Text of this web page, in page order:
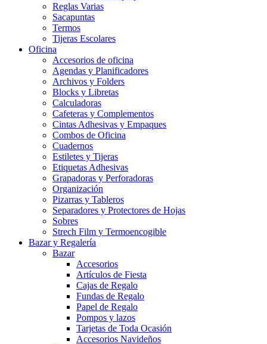
Reglas Varias
Sacapuntas
Termos
Tijeras Escolares
Oficina
Accesorios de oficina
Agendas y Planificadores
Archivos y Folders
Blocks y Libretas
Calculadoras
Cafeteras y Complementos
Cintas Adhesivas y Empaques
Combos de Oficina
Cuadernos
Estiletes y Tijeras
Etiquetas Adhesivas
Grapadoras y Perforadoras
Organización
Pizarras y Tableros
Separadores y Protectores de Hojas
Sobres
Strech Film y Termoencogible
Bazar y Regalería
Bazar
Accesorios
Artículos de Fiesta
Cajas de Regalo
Fundas de Regalo
Papel de Regalo
Pompos y lazos
Tarjetas de Toda Ocasión
Accesorios Navideños